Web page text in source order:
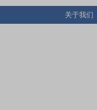
关于我们